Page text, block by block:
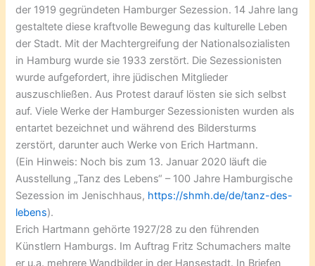
der 1919 gegründeten Hamburger Sezession. 14 Jahre lang
gestaltete diese kraftvolle Bewegung das kulturelle Leben
der Stadt. Mit der Machtergreifung der Nationalsozialisten
in Hamburg wurde sie 1933 zerstört. Die Sezessionisten
wurde aufgefordert, ihre jüdischen Mitglieder
auszuschließen. Aus Protest darauf lösten sie sich selbst
auf. Viele Werke der Hamburger Sezessionisten wurden als
entartet bezeichnet und während des Bildersturms
zerstört, darunter auch Werke von Erich Hartmann.
(Ein Hinweis: Noch bis zum 13. Januar 2020 läuft die
Ausstellung „Tanz des Lebens“ – 100 Jahre Hamburgische
Sezession im Jenischhaus, https://shmh.de/de/tanz-des-
lebens).
Erich Hartmann gehörte 1927/28 zu den führenden
Künstlern Hamburgs. Im Auftrag Fritz Schumachers malte
er u.a. mehrere Wandbilder in der Hansestadt. In Briefen